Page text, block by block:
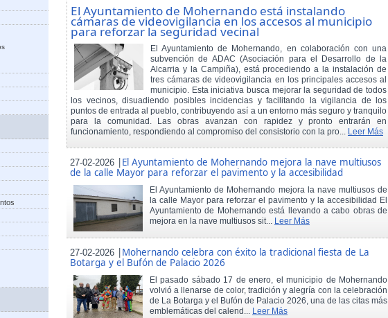
El Ayuntamiento de Mohernando está instalando
cámaras de videovigilancia en los accesos al municipio
para reforzar la seguridad vecinal
El Ayuntamiento de Mohernando, en colaboración con una
subvención de ADAC (Asociación para el Desarrollo de la
Alcarria y la Campiña), está procediendo a la instalación de
tres cámaras de videovigilancia en los principales accesos al
municipio. Esta iniciativa busca mejorar la seguridad de todos
los vecinos, disuadiendo posibles incidencias y facilitando la vigilancia de los
puntos de entrada al pueblo, contribuyendo así a un entorno más seguro y tranquilo
para la comunidad. Las obras avanzan con rapidez y pronto entrarán en
funcionamiento, respondiendo al compromiso del consistorio con la pro... Leer Más
27-02-2026 |El Ayuntamiento de Mohernando mejora la nave multiusos
de la calle Mayor para reforzar el pavimento y la accesibilidad
El Ayuntamiento de Mohernando mejora la nave multiusos de
la calle Mayor para reforzar el pavimento y la accesibilidad El
Ayuntamiento de Mohernando está llevando a cabo obras de
mejora en la nave multiusos sit... Leer Más
27-02-2026 |Mohernando celebra con éxito la tradicional fiesta de La
Botarga y el Bufón de Palacio 2026
El pasado sábado 17 de enero, el municipio de Mohernando
volvió a llenarse de color, tradición y alegría con la celebración
de La Botarga y el Bufón de Palacio 2026, una de las citas más
emblemáticas del calend... Leer Más